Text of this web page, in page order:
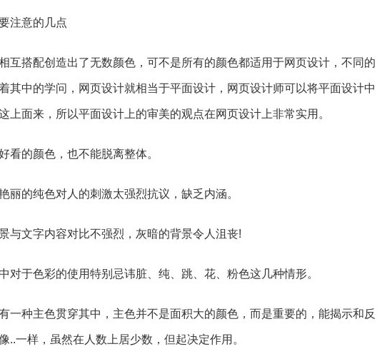
注意的几点
互搭配创造出了无数颜色，可不是所有的颜色都适用于网页设计，不同的
其中的学问，网页设计就相当于平面设计，网页设计师可以将平面设计中
上面来，所以平面设计上的审美的观点在网页设计上非常实用。
看的颜色，也不能脱离整体。
丽的纯色对人的刺激太强烈抗议，缺乏内涵。
与文字内容对比不强烈，灰暗的背景令人沮丧!
对于色彩的使用特别忌讳脏、纯、跳、花、粉色这几种情形。
一种主色贯穿其中，主色并不是面积大的颜色，而是重要的，能揭示和反
..一样，虽然在人数上居少数，但起决定作用。